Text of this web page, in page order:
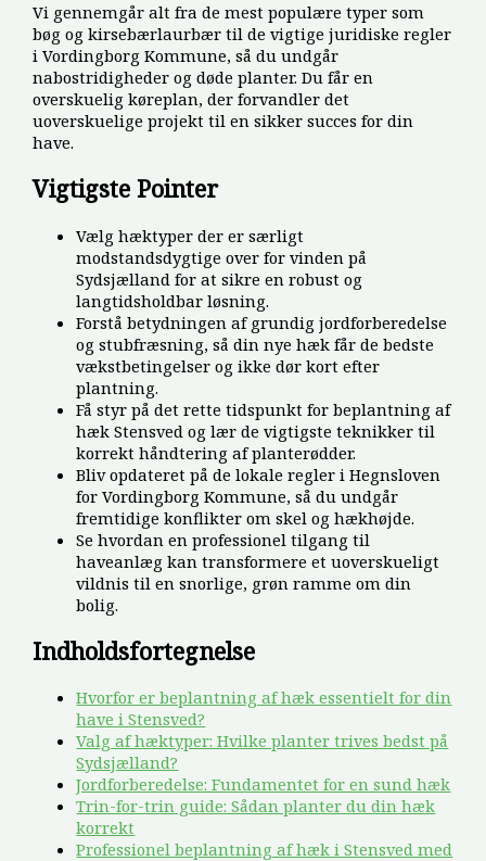
Vi gennemgår alt fra de mest populære typer som
bøg og kirsebærlaurbær til de vigtige juridiske regler
i Vordingborg Kommune, så du undgår
nabostridigheder og døde planter. Du får en
overskuelig køreplan, der forvandler det
uoverskuelige projekt til en sikker succes for din
have.
Vigtigste Pointer
Vælg hæktyper der er særligt
modstandsdygtige over for vinden på
Sydsjælland for at sikre en robust og
langtidsholdbar løsning.
Forstå betydningen af grundig jordforberedelse
og stubfræsning, så din nye hæk får de bedste
vækstbetingelser og ikke dør kort efter
plantning.
Få styr på det rette tidspunkt for beplantning af
hæk Stensved og lær de vigtigste teknikker til
korrekt håndtering af planterødder.
Bliv opdateret på de lokale regler i Hegnsloven
for Vordingborg Kommune, så du undgår
fremtidige konflikter om skel og hækhøjde.
Se hvordan en professionel tilgang til
haveanlæg kan transformere et uoverskueligt
vildnis til en snorlige, grøn ramme om din
bolig.
Indholdsfortegnelse
Hvorfor er beplantning af hæk essentielt for din
have i Stensved?
Valg af hæktyper: Hvilke planter trives bedst på
Sydsjælland?
Jordforberedelse: Fundamentet for en sund hæk
Trin-for-trin guide: Sådan planter du din hæk
korrekt
Professionel beplantning af hæk i Stensved med